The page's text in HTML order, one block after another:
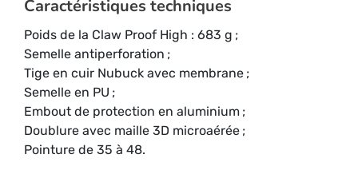
Caractéristiques techniques
Poids de la Claw Proof High : 683 g ;
Semelle antiperforation ;
Tige en cuir Nubuck avec membrane ;
Semelle en PU ;
Embout de protection en aluminium ;
Doublure avec maille 3D microaérée ;
Pointure de 35 à 48.